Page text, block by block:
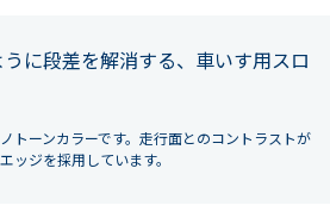
に段差を解消する、車いす用スロ
トーンカラーです。走行面とのコントラストが
ッジを採用しています。